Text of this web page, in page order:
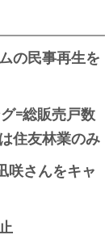
の民事再生を
=総販売戸数
住友林業のみ
咲さんをキャ